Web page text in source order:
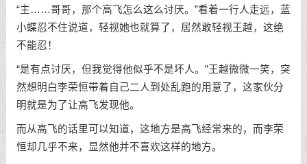
“主……哥哥，那个高飞怎么这么讨厌。”看着一行人走远，蓝
小蝶忍不住说道，轻视她也就算了，居然敢轻视王越，这绝
不能忍！
“是有点讨厌，但我觉得他似乎不是坏人。”王越微微一笑，突
然想明白李荣恒带着自己二人到处乱跑的用意了，这家伙分
明就是为了让高飞发现他。
而从高飞的话里可以知道，这地方是高飞经常来的，而李荣
恒却几乎不来，显然他并不喜欢这样的地方。